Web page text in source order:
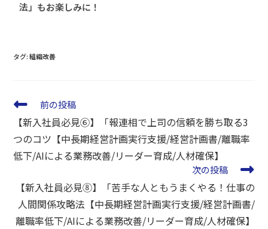
法」もお楽しみに！
タグ:組織改善
前の投稿
【新入社員必見⑥】「報連相で上司の信頼を勝ち取る3
つのコツ【中長期経営計画実行支援/経営計画書/離職率
低下/AIによる業務改善/リーダー育成/人材確保】
次の投稿
【新入社員必見⑧】「苦手な人ともうまくやる！仕事の
人間関係攻略法【中長期経営計画実行支援/経営計画書/
離職率低下/AIによる業務改善/リーダー育成/人材確保】